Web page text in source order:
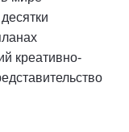
креативно-